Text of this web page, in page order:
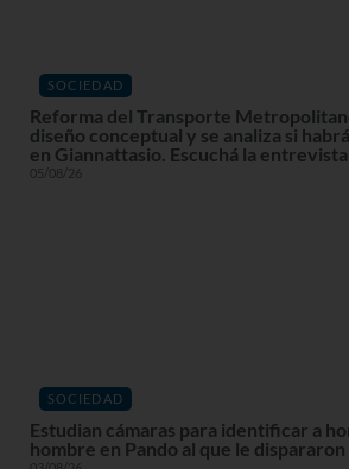
SOCIEDAD
Reforma del Transporte
diseño conceptual y se analiza si
en Giannattasio. Escuchá la entrevista
05/08/26
SOCIEDAD
Estudian cámaras para identificar a
hombre en Pando al que le